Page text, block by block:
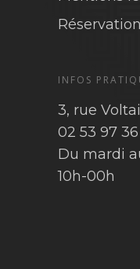
Réservation
INFOS
3, rue
02 53 97
Du mardi
10h-00h